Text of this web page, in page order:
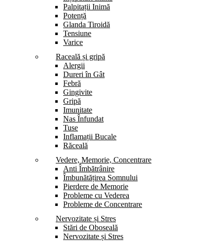
Palpitații Inimă
Potență
Glanda Tiroidă
Tensiune
Varice
Raceală și gripă
Alergii
Dureri în Gât
Febră
Gingivite
Gripă
Imunitate
Nas Înfundat
Tuse
Inflamații Bucale
Răceală
Vedere, Memorie, Concentrare
Anti Îmbătrânire
Îmbunătățirea Somnului
Pierdere de Memorie
Probleme cu Vederea
Probleme de Concentrare
Nervozitate și Stres
Stări de Oboseală
Nervozitate și Stres